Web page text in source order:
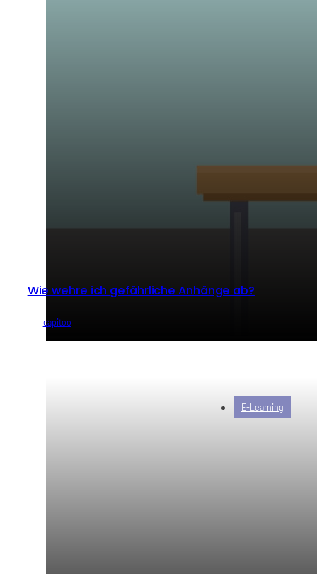
Wie wehre ich gefährliche Anhänge ab?
capitoo
E-Learning